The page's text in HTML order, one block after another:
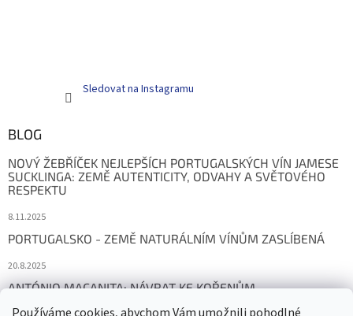
Sledovat na Instagramu
BLOG
NOVÝ ŽEBŘÍČEK NEJLEPŠÍCH PORTUGALSKÝCH VÍN JAMESE
SUCKLINGA: ZEMĚ AUTENTICITY, ODVAHY A SVĚTOVÉHO
RESPEKTU
8.11.2025
PORTUGALSKO - ZEMĚ NATURÁLNÍM VÍNŮM ZASLÍBENÁ
20.8.2025
ANTÓNIO MAÇANITA: NÁVRAT KE KOŘENŮM